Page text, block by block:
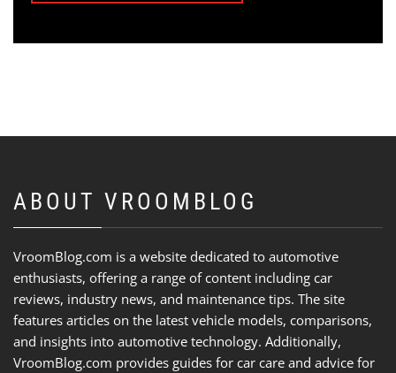
ABOUT VROOMBLOG
VroomBlog.com is a website dedicated to automotive
enthusiasts, offering a range of content including car
reviews, industry news, and maintenance tips. The site
features articles on the latest vehicle models, comparisons,
and insights into automotive technology. Additionally,
VroomBlog.com provides guides for car care and advice for